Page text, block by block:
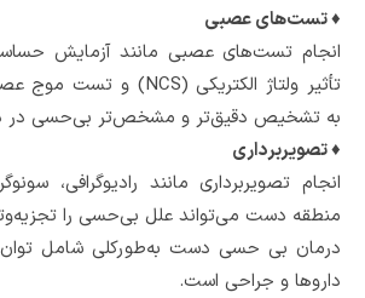
♦ تست‌های عصبی
انجام تست‌های عصبی مانند آزمایش
به تشخیص دقیق‌تر و مشخص‌تر بی‌حسی
♦ تصویربرداری
منطقه دست می‌تواند علل بی‌حسی را
درمان بی حسی دست به‌طورکلی شامل
داروها و جراحی است.